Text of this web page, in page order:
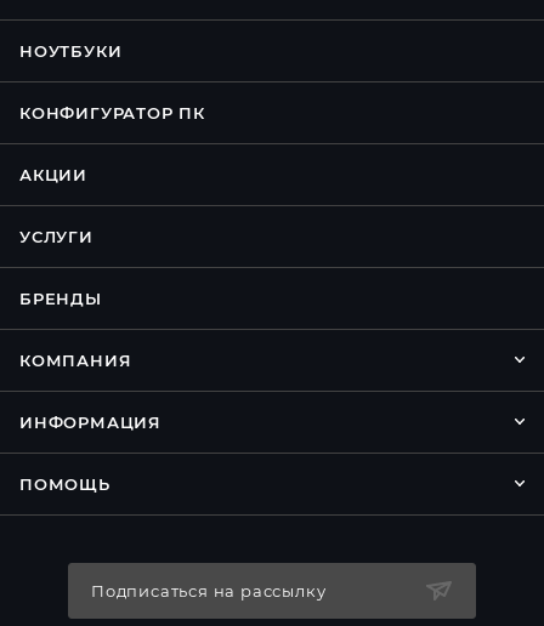
НОУТБУКИ
КОНФИГУРАТОР ПК
АКЦИИ
УСЛУГИ
БРЕНДЫ
КОМПАНИЯ
ИНФОРМАЦИЯ
ПОМОЩЬ
Подписаться на рассылку